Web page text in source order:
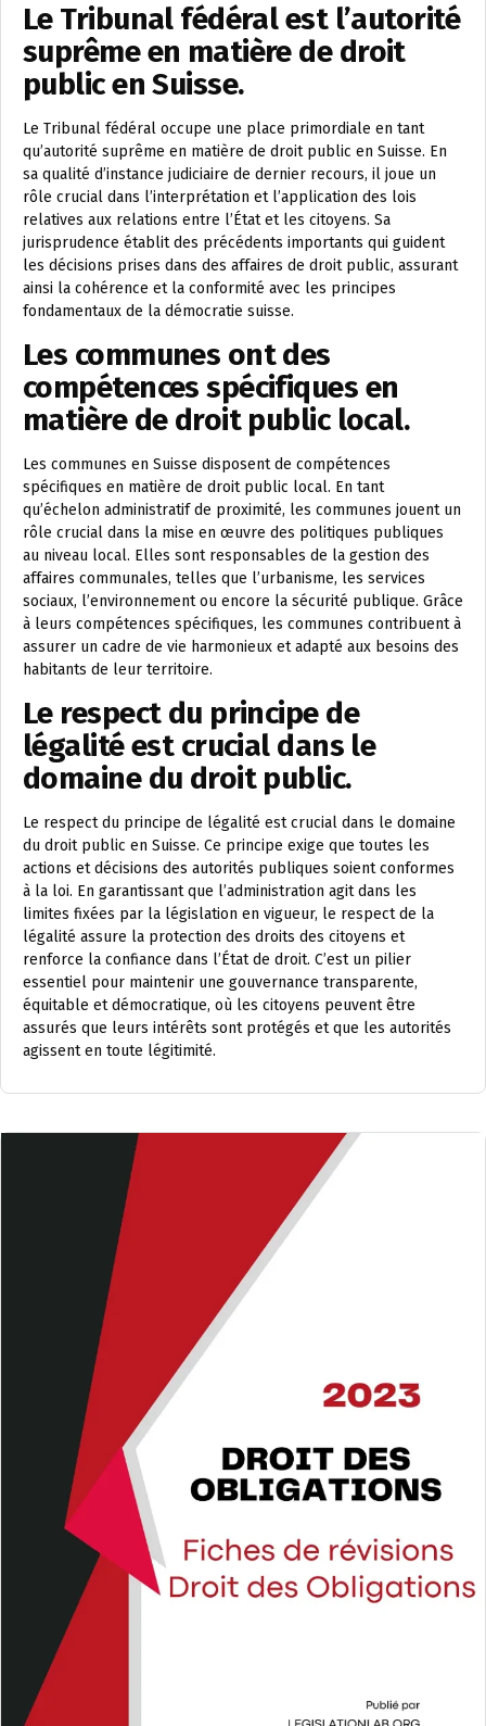
Le Tribunal fédéral est l’autorité
suprême en matière de droit
public en Suisse.
Le Tribunal fédéral occupe une place primordiale en tant
qu’autorité suprême en matière de droit public en Suisse. En
sa qualité d’instance judiciaire de dernier recours, il joue un
rôle crucial dans l’interprétation et l’application des lois
relatives aux relations entre l’État et les citoyens. Sa
jurisprudence établit des précédents importants qui guident
les décisions prises dans des affaires de droit public, assurant
ainsi la cohérence et la conformité avec les principes
fondamentaux de la démocratie suisse.
Les communes ont des
compétences spécifiques en
matière de droit public local.
Les communes en Suisse disposent de compétences
spécifiques en matière de droit public local. En tant
qu’échelon administratif de proximité, les communes jouent un
rôle crucial dans la mise en œuvre des politiques publiques
au niveau local. Elles sont responsables de la gestion des
affaires communales, telles que l’urbanisme, les services
sociaux, l’environnement ou encore la sécurité publique. Grâce
à leurs compétences spécifiques, les communes contribuent à
assurer un cadre de vie harmonieux et adapté aux besoins des
habitants de leur territoire.
Le respect du principe de
légalité est crucial dans le
domaine du droit public.
Le respect du principe de légalité est crucial dans le domaine
du droit public en Suisse. Ce principe exige que toutes les
actions et décisions des autorités publiques soient conformes
à la loi. En garantissant que l’administration agit dans les
limites fixées par la législation en vigueur, le respect de la
légalité assure la protection des droits des citoyens et
renforce la confiance dans l’État de droit. C’est un pilier
essentiel pour maintenir une gouvernance transparente,
équitable et démocratique, où les citoyens peuvent être
assurés que leurs intérêts sont protégés et que les autorités
agissent en toute légitimité.